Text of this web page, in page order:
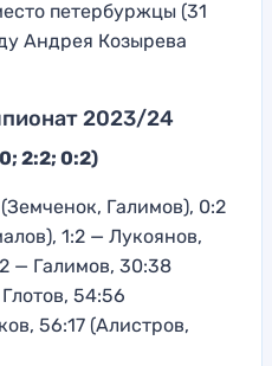
петербуржцы (31
Андрея Козырева
2023/24
2:2; 0:2)
Галимов), 0:2
1:2 — Лукоянов,
— Галимов, 30:38
54:56
56:17 (Алистров,